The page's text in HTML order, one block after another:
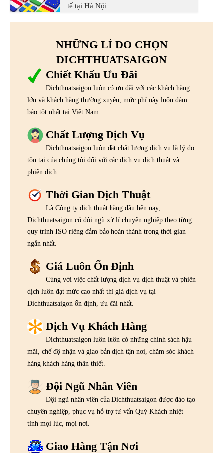
tế tại Hà Nội
NHỮNG LÍ DO CHỌN
DICHTHUATSAIGON
Chiết Khấu Ưu Đãi
Dichthuatsaigon luôn có ưu đãi với các khách hàng
lớn và khách hàng thường xuyên, mức phí này luôn đảm
bảo tốt nhất tại Việt Nam.
Chất Lượng Dịch Vụ
Dichthuatsaigon luôn đặt chất lượng dịch vụ là lý do
tồn tại của chúng tôi đối với các dịch vụ dịch thuật và
phiên dịch.
Thời Gian Dịch Thuật
Là Công ty dịch thuật hàng đầu hện nay,
Dichthuatsaigon có đội ngũ xử lí chuyên nghiệp theo từng
quy trình ISO riêng đảm bảo hoàn thành trong thời gian
ngắn nhất.
Giá Luôn Ổn Định
Cùng với việc chất lượng dịch vụ dịch thuật và phiên
dịch luôn đạt mức cao nhất thì giá dịch vụ tại
Dichthuatsaigon ổn định, ưu đãi nhất.
Dịch Vụ Khách Hàng
Dichthuatsaigon luôn luôn có những chính sách hậu
mãi, chế độ nhận và giao bản dịch tận nơi, chăm sóc khách
hàng khách hàng thân thiết.
Đội Ngũ Nhân Viên
Đội ngũ nhân viên của Dichthuatsaigon được đào tạo
chuyên nghiệp, phục vụ hỗ trợ tư vấn Quý Khách nhiệt
tình mọi lúc, mọi nơi.
Giao Hàng Tận Nơi